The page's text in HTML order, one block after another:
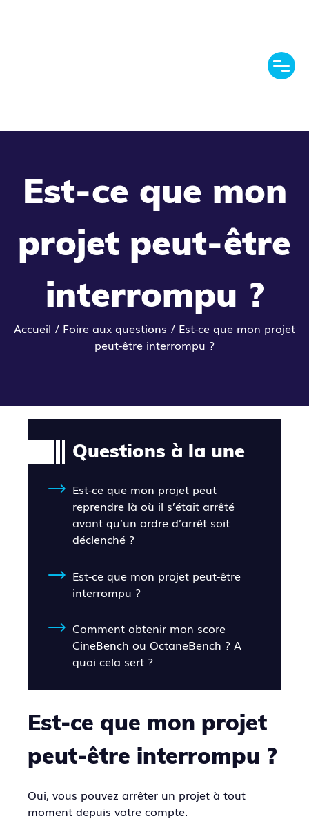
Est-ce que mon
projet peut-être
interrompu ?
Accueil / Foire aux questions / Est-ce que mon projet
peut-être interrompu ?
Questions à la une
Est-ce que mon projet peut
reprendre là où il s’était arrêté
avant qu’un ordre d’arrêt soit
déclenché ?
Est-ce que mon projet peut-être
interrompu ?
Comment obtenir mon score
CineBench ou OctaneBench ? A
quoi cela sert ?
Est-ce que mon projet
peut-être interrompu ?
Oui, vous pouvez arrêter un projet à tout
moment depuis votre compte.